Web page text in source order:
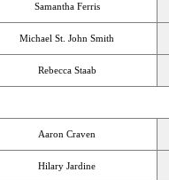
Samantha Ferris
Michael St. John Smith
Rebecca Staab
Aaron Craven
Hilary Jardine